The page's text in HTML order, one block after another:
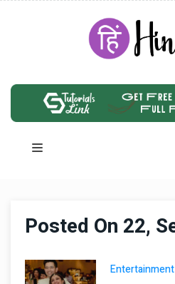
Posted On 22,
Entertainment